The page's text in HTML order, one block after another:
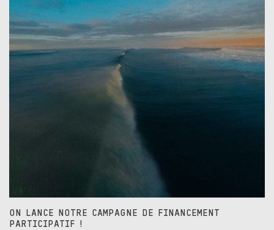
ON LANCE NOTRE CAMPAGNE DE FINANCEMENT
PARTICIPATIF !